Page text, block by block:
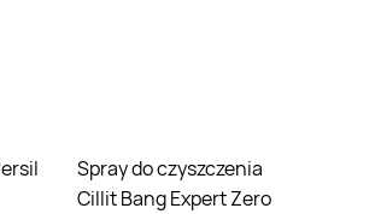
Spray do czyszczenia
Cillit Bang Expert Zero